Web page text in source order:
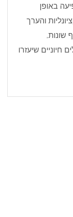
באופן
והערך
שונות,
חיוניים שיעזרו